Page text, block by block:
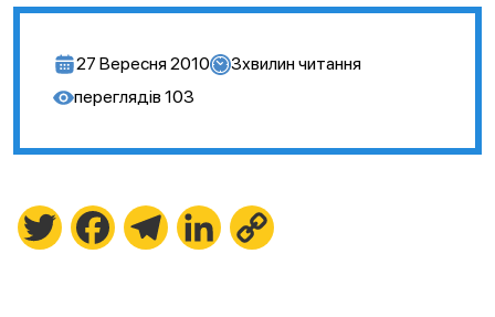
27 Вересня 2010 3хвилин читання
переглядів 103
Twitter FacebookTelegramLinkedIn